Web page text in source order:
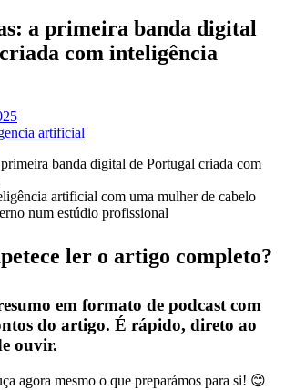
a primeira banda digital
com inteligência
artificial
ler o artigo completo?
em formato de podcast com
do artigo. É rápido, direto ao
ouvir.
agora mesmo o que preparámos para si! 😊